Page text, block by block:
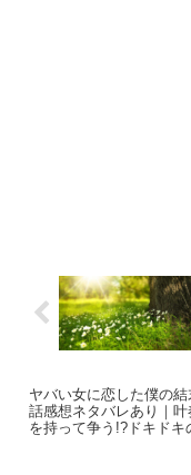
ヤバい女に恋した僕の
話感想ネタバレあり｜
を持って争う!?ドキドキ